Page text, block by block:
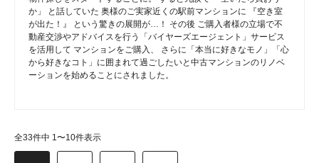
か」 と話していた 奥様のご実家近くの駅前マンションに 『空き室
が出た！』 という驚きの展開が…！ その後 ご購入者様の立場で不
動産交渉やアドバイスを行う「バイヤーズエージェント」サービス
を活用して マンションをご購入、 さらに「本当に好きなモノ」「心
から好きなコト」に囲まれて過ごしたいと中古マンションのリノベ
ーションを始めることにされました。
全33件中 1〜10件表示